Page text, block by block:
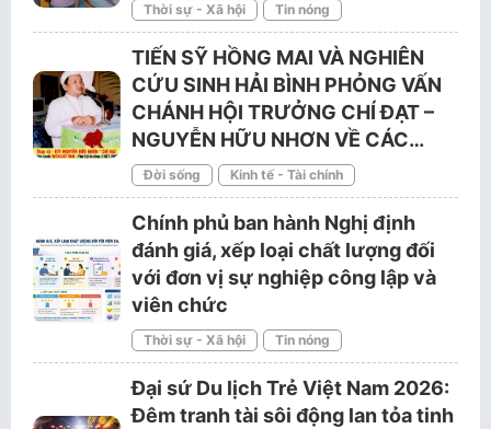
Thời sự - Xã hội Tin nóng
TIẾN SỸ HỒNG MAI VÀ NGHIÊN
CỨU SINH HẢI BÌNH PHỎNG VẤN
CHÁNH HỘI TRƯỞNG CHÍ ĐẠT –
NGUYỄN HỮU NHƠN VỀ CÁC…
Đời sống Kinh tế - Tài chính
Chính phủ ban hành Nghị định
đánh giá, xếp loại chất lượng đối
với đơn vị sự nghiệp công lập và
viên chức
Thời sự - Xã hội Tin nóng
Đại sứ Du lịch Trẻ Việt Nam 2026:
Đêm tranh tài sôi động lan tỏa tinh